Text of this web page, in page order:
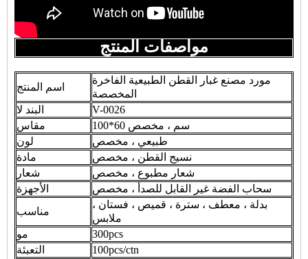
مواصفات المنتج
اسم المنتج
مورد مصنع غبار القطن الطبيعية الفاخرة
المخصصة
البند لا
V-0026
مقاس
100*60 سم ، مخصص
لون
طبيعي ، مخصص
مادة
نسيج القطن ، مخصص
شعار
شعار مطبوع ، مخصص
الأجهزة
سحاب الفضة غير القابل للصدأ ، مخصص
مناسب
بدلة ، معطف ، سترة ، قميص ، فستان ،
ملابس
مو
300pcs
التعبئة
100pcs/ctn